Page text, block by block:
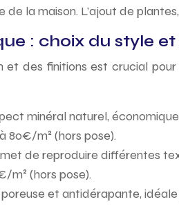
de la maison. L’ajout de
: choix du style
des finitions est crucial
minéral naturel,
80€/m² (hors pose).
de reproduire différentes
m² (hors pose).
et antidérapante,